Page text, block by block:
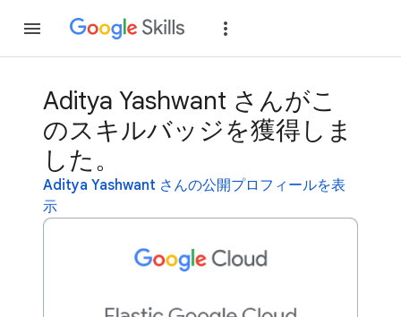
Aditya Yashwant さんがこ
のスキルバッジを獲得しま
した。
Aditya Yashwant さんの公開プロフィールを表
示